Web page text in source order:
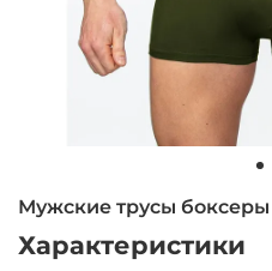
Мужские трусы боксеры
Характеристики